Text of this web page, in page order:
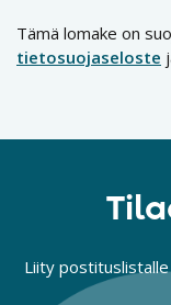
Tämä lomake on
tietosuojaseloste
Liity